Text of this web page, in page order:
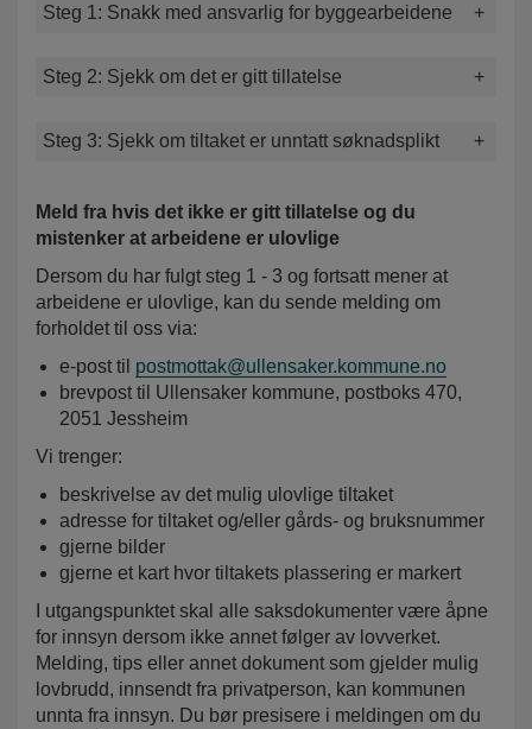
Steg 1: Snakk med ansvarlig for byggearbeidene
Steg 2: Sjekk om det er gitt tillatelse
Steg 3: Sjekk om tiltaket er unntatt søknadsplikt
Meld fra hvis det ikke er gitt tillatelse og du
mistenker at arbeidene er ulovlige
Dersom du har fulgt steg 1 - 3 og fortsatt mener at
arbeidene er ulovlige, kan du sende melding om
forholdet til oss via:
e-post til postmottak@ullensaker.kommune.no
brevpost til Ullensaker kommune, postboks 470,
2051 Jessheim
Vi trenger:
beskrivelse av det mulig ulovlige tiltaket
adresse for tiltaket og/eller gårds- og bruksnummer
gjerne bilder
gjerne et kart hvor tiltakets plassering er markert
I utgangspunktet skal alle saksdokumenter være åpne
for innsyn dersom ikke annet følger av lovverket.
Melding, tips eller annet dokument som gjelder mulig
lovbrudd, innsendt fra privatperson, kan kommunen
unnta fra innsyn. Du bør presisere i meldingen om du